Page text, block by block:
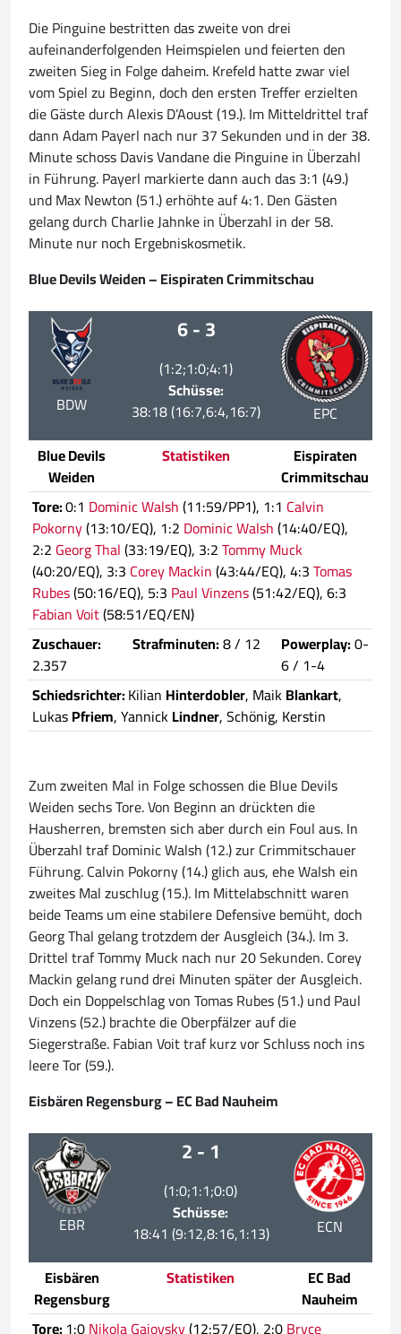
Die Pinguine bestritten das zweite von drei
aufeinanderfolgenden Heimspielen und feierten den
zweiten Sieg in Folge daheim. Krefeld hatte zwar viel
vom Spiel zu Beginn, doch den ersten Treffer erzielten
die Gäste durch Alexis D’Aoust (19.). Im Mitteldrittel traf
dann Adam Payerl nach nur 37 Sekunden und in der 38.
Minute schoss Davis Vandane die Pinguine in Überzahl
in Führung. Payerl markierte dann auch das 3:1 (49.)
und Max Newton (51.) erhöhte auf 4:1. Den Gästen
gelang durch Charlie Jahnke in Überzahl in der 58.
Minute nur noch Ergebniskosmetik.
Blue Devils Weiden – Eispiraten Crimmitschau
BDW
6 - 3
(1:2;1:0;4:1)
Schüsse:
38:18 (16:7,6:4,16:7)
EPC
Blue Devils
Weiden
Statistiken
Eispiraten
Crimmitschau
Tore:0:1 Dominic Walsh(11:59/PP1), 1:1 Calvin
Pokorny(13:10/EQ), 1:2 Dominic Walsh(14:40/EQ),
2:2Georg Thal(33:19/EQ), 3:2Tommy Muck
(40:20/EQ), 3:3 Corey Mackin(43:44/EQ), 4:3Tomas
Rubes(50:16/EQ), 5:3 Paul Vinzens(51:42/EQ), 6:3
Fabian Voit(58:51/EQ/EN)
Zuschauer:
2.357
Strafminuten:8 / 12 Powerplay:0-
6 / 1-4
Schiedsrichter:Kilian Hinterdobler, MaikBlankart,
LukasPfriem, YannickLindner, Schönig, Kerstin
Zum zweiten Mal in Folge schossen die Blue Devils
Weiden sechs Tore. Von Beginn an drückten die
Hausherren, bremsten sich aber durch ein Foul aus. In
Überzahl traf Dominic Walsh (12.) zur Crimmitschauer
Führung. Calvin Pokorny (14.) glich aus, ehe Walsh ein
zweites Mal zuschlug (15.). Im Mittelabschnitt waren
beide Teams um eine stabilere Defensive bemüht, doch
Georg Thal gelang trotzdem der Ausgleich (34.). Im 3.
Drittel traf Tommy Muck nach nur 20 Sekunden. Corey
Mackin gelang rund drei Minuten später der Ausgleich.
Doch ein Doppelschlag von Tomas Rubes (51.) und Paul
Vinzens (52.) brachte die Oberpfälzer auf die
Siegerstraße. Fabian Voit traf kurz vor Schluss noch ins
leere Tor (59.).
Eisbären Regensburg – EC Bad Nauheim
EBR
2 - 1
(1:0;1:1;0:0)
Schüsse:
18:41 (9:12,8:16,1:13)
ECN
Eisbären
Regensburg
Statistiken
EC Bad
Nauheim